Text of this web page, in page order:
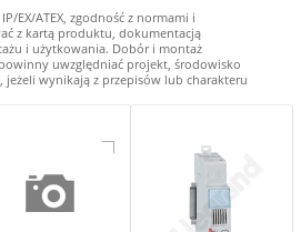
EX/ATEX, zgodność z normami i
z kartą produktu, dokumentacją
i użytkowania. Dobór i montaż
uwzględniać projekt, środowisko
jeżeli wynikają z przepisów lub charakteru